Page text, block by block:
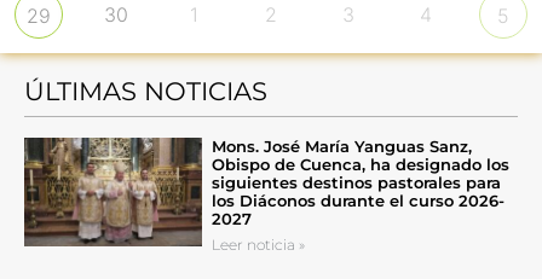
29 30 1 2 3 4 5
ÚLTIMAS NOTICIAS
Mons. José María Yanguas Sanz,
Obispo de Cuenca, ha designado los
siguientes destinos pastorales para
los Diáconos durante el curso 2026-
2027
Leer noticia »